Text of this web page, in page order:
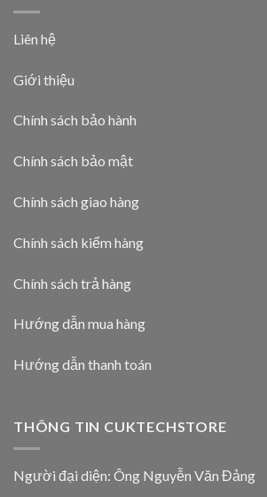
Liên hệ
Giới thiệu
Chính sách bảo hành
Chính sách bảo mật
Chính sách giao hàng
Chính sách kiểm hàng
Chính sách trả hàng
Hướng dẫn mua hàng
Hướng dẫn thanh toán
THÔNG TIN CUKTECHSTORE
Người đại diện: Ông Nguyễn Văn Đảng